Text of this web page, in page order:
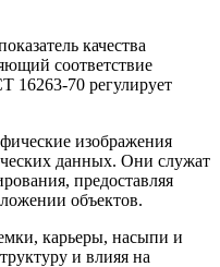
качества
соответствие
16263-70 регулирует
изображения
данных. Они служат
предоставляя
объектов.
карьеры, насыпи и
и влияя на